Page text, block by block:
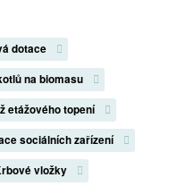
dotace
na biomasu
etážového topení
sociálních zařízení
vložky